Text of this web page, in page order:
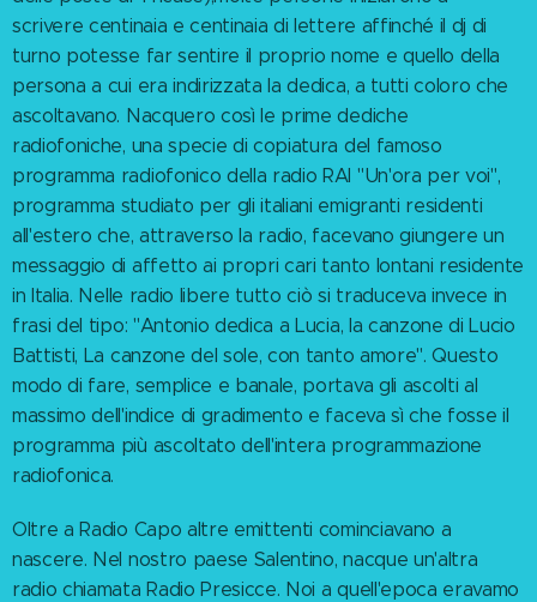
scrivere centinaia e centinaia di lettere affinché il dj di
turno potesse far sentire il proprio nome e quello della
persona a cui era indirizzata la dedica, a tutti coloro che
ascoltavano. Nacquero così le prime dediche
radiofoniche, una specie di copiatura del famoso
programma radiofonico della radio RAI "Un'ora per voi",
programma studiato per gli italiani emigranti residenti
all'estero che, attraverso la radio, facevano giungere un
messaggio di affetto ai propri cari tanto lontani residente
in Italia. Nelle radio libere tutto ciò si traduceva invece in
frasi del tipo: "Antonio dedica a Lucia, la canzone di Lucio
Battisti, La canzone del sole, con tanto amore". Questo
modo di fare, semplice e banale, portava gli ascolti al
massimo dell'indice di gradimento e faceva sì che fosse il
programma più ascoltato dell'intera programmazione
radiofonica.
Oltre a Radio Capo altre emittenti cominciavano a
nascere. Nel nostro paese Salentino, nacque un'altra
radio chiamata Radio Presicce. Noi a quell'epoca eravamo